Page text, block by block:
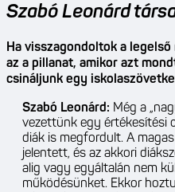
Szabó Leonárd
Ha visszagondoltok a
az a pillanat, amikor azt
csináljunk egy
Szabó Leonárd: Még a
vezettünk egy értékesítési
diák is megfordult. A
jelentett, és az akkori
alig vagy egyáltalán nem
működésünket. Ekkor